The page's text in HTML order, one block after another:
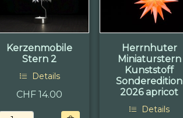
Kerzenmobile
Stern 2
Details
CHF 14.00
Herrnhuter
Miniaturstern
Kunststoff
Sonderedition
2026 apricot
Details